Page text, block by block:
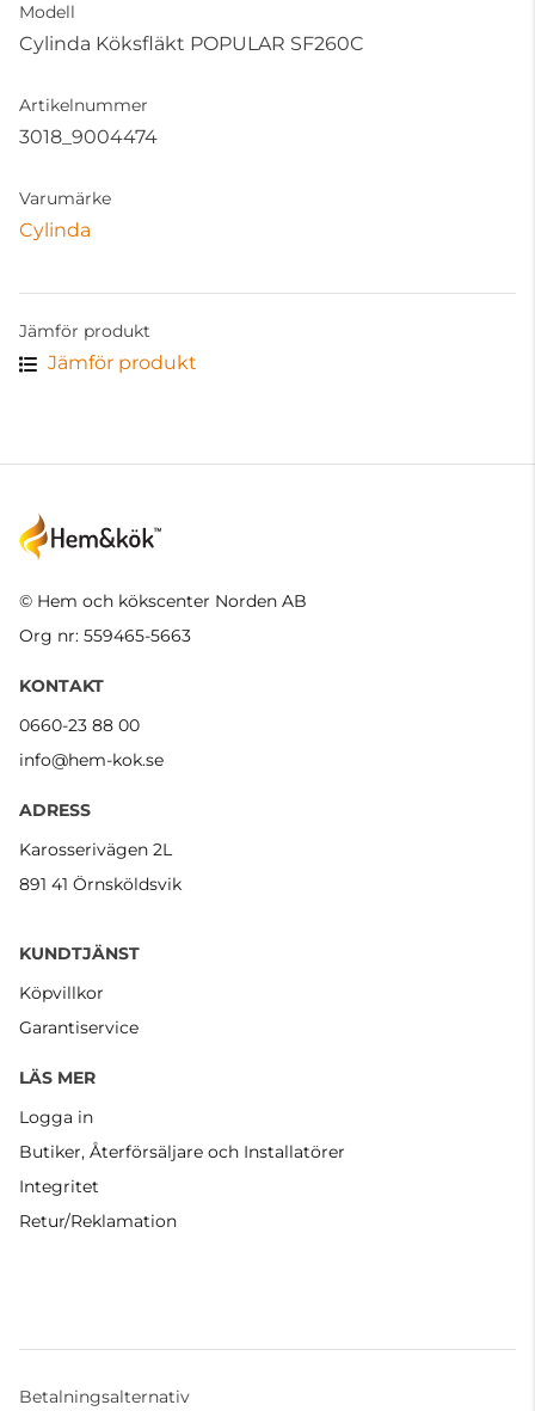
Modell
Cylinda Köksfläkt POPULAR SF260C
Artikelnummer
3018_9004474
Varumärke
Cylinda
Jämför produkt
Jämför produkt
© Hem och kökscenter Norden AB
Org nr: 559465-5663
KONTAKT
0660-23 88 00
info@hem-kok.se
ADRESS
Karosserivägen 2L
891 41 Örnsköldsvik
KUNDTJÄNST
Köpvillkor
Garantiservice
LÄS MER
Logga in
Butiker, Återförsäljare och Installatörer
Integritet
Retur/Reklamation
Betalningsalternativ